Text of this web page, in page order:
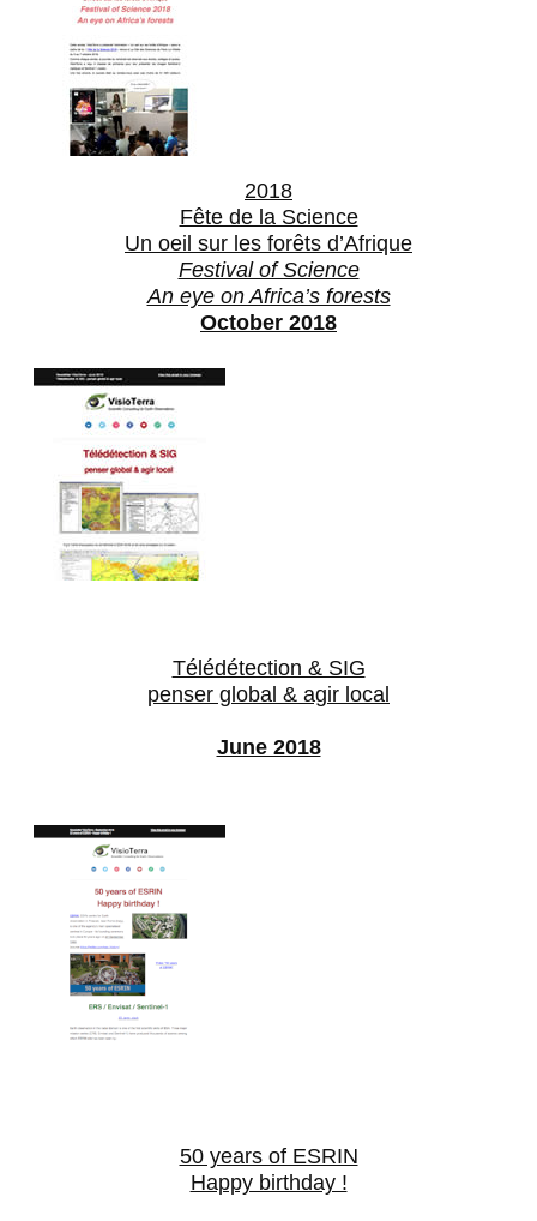
2018
Fête de la Science
Un oeil sur les forêts d’Afrique
Festival of Science
An eye on Africa’s forests
October 2018
Télédétection & SIG
penser global & agir local
June 2018
50 years of ESRIN
Happy birthday !